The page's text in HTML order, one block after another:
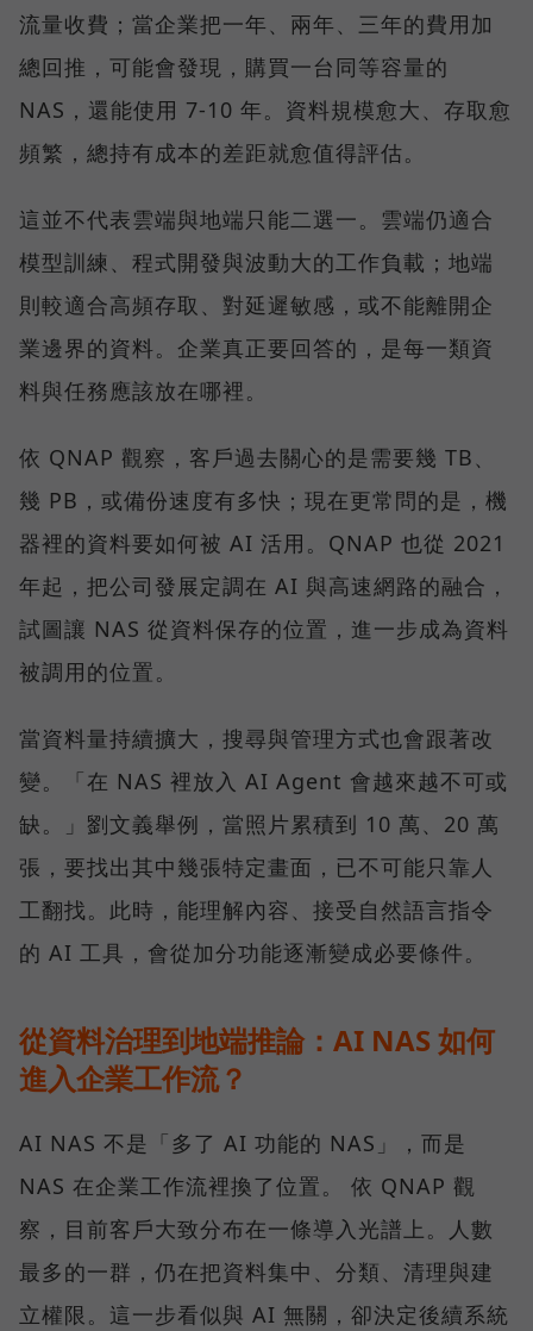
流量收費；當企業把一年、兩年、三年的費用加
總回推，可能會發現，購買一台同等容量的
NAS，還能使用 7-10 年。資料規模愈大、存取愈
頻繁，總持有成本的差距就愈值得評估。
這並不代表雲端與地端只能二選一。雲端仍適合
模型訓練、程式開發與波動大的工作負載；地端
則較適合高頻存取、對延遲敏感，或不能離開企
業邊界的資料。企業真正要回答的，是每一類資
料與任務應該放在哪裡。
依 QNAP 觀察，客戶過去關心的是需要幾 TB、
幾 PB，或備份速度有多快；現在更常問的是，機
器裡的資料要如何被 AI 活用。QNAP 也從 2021
年起，把公司發展定調在 AI 與高速網路的融合，
試圖讓 NAS 從資料保存的位置，進一步成為資料
被調用的位置。
當資料量持續擴大，搜尋與管理方式也會跟著改
變。「在 NAS 裡放入 AI Agent 會越來越不可或
缺。」劉文義舉例，當照片累積到 10 萬、20 萬
張，要找出其中幾張特定畫面，已不可能只靠人
工翻找。此時，能理解內容、接受自然語言指令
的 AI 工具，會從加分功能逐漸變成必要條件。
從資料治理到地端推論：AI NAS 如何
進入企業工作流？
AI NAS 不是「多了 AI 功能的 NAS」，而是
NAS 在企業工作流裡換了位置。 依 QNAP 觀
察，目前客戶大致分布在一條導入光譜上。人數
最多的一群，仍在把資料集中、分類、清理與建
立權限。這一步看似與 AI 無關，卻決定後續系統